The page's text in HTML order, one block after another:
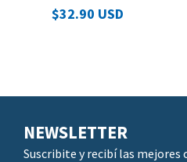
$32.90 USD
NEWSLETTER
Suscribite y recibí las mejores